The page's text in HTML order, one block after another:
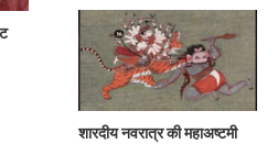
शारदीय नवरात्र की महाअष्टमी